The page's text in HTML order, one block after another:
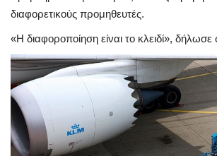
διαφορετικούς προμηθευτές.
«Η διαφοροποίηση είναι το κλειδί», δήλωσε